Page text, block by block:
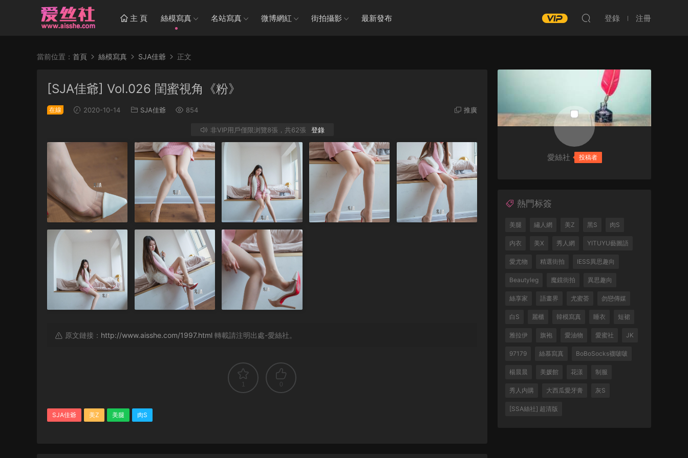
主 頁 絲模寫真 名站寫真 微博網紅 街拍攝影 最新發布 登錄 注冊
當前位置： 首頁 絲模寫真 SJA佳爺 正文
[SJA佳爺] Vol.026 閨蜜視角《粉》
在線 2020-10-14 SJA佳爺 854 推廣
非VIP用戶僅限浏覽8張，共62張 登錄
原文鏈接： http://www.aisshe.com/1997.html 轉載請注明出處-愛絲社。
1 0
SJA佳爺 美Z 美腿 肉S
愛絲社 投稿者
熱門标簽
美腿 繡人網 美Z 黑S 肉S
内衣 美X 秀人網 YITUYU藝圖語
愛尤物 精選街拍 IESS異思趣向
Beautyleg 魔鏡街拍 異思趣向
絲享家 語畫界 尤蜜荟 勿戀傳媒
白S 麗櫃 韓模寫真 睡衣 短裙
雅拉伊 旗袍 愛油物 愛蜜社 JK
97179 絲慕寫真 BoBoSocks襪啵啵
楊晨晨 美媛館 花漾 制服
秀人内購 大西瓜愛牙膏 灰S
[SSA絲社] 超清版